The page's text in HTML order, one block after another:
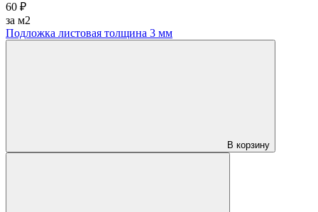
60 ₽
за м2
Подложка листовая толщина 3 мм
В корзину